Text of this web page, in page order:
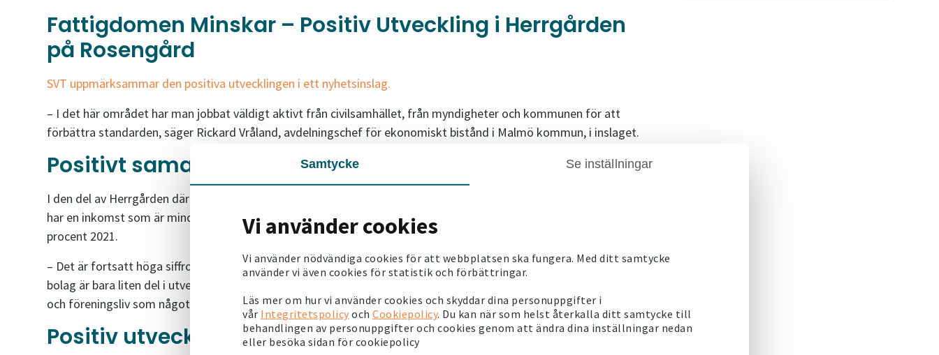
Samtycke Se inställningar
Vi använder cookies
Vi använder nödvändiga cookies för att webbplatsen ska fungera. Med ditt samtycke
använder vi även cookies för statistik och förbättringar.
Läs mer om hur vi använder cookies och skyddar dina personuppgifter i
vår Integritetspolicy och Cookiepolicy. Du kan när som helst återkalla ditt samtycke till
behandlingen av personuppgifter och cookies genom att ändra dina inställningar nedan
eller besöka sidan för cookiepolicy
Fattigdomen Minskar – Positiv Utveckling i Herrgården
på Rosengård
SVT uppmärksammar den positiva utvecklingen i ett nyhetsinslag.
– I det här området har man jobbat väldigt aktivt från civilsamhället, från myndigheter och kommunen för att
förbättra standarden, säger Rickard Vråland, avdelningschef för ekonomiskt bistånd i Malmö kommun, i inslaget.
Positivt samarbeta med andra aktörer
I den del av Herrgården där Victoriahem äger fastigheter har den relativa fattigdomen (det vill säga andelen som
har en inkomst som är mindre än 60 procent av medianinkomsten i landet) minskat från 82 procent 2013 till 68
procent 2021.
– Det är fortsatt höga siffror, men samtidigt en väldigt tydlig förbättring. Vi ska självklart vara ödmjuka, vi som
bolag är bara liten del i utvecklingen. Det är genom samarbete med många andra aktörer, som polis, kommun
och föreningsliv som något börjar vända, säger Victoriahems bosociala chef Jorunn Rådberg.
Positiv utveckling i fler bostadsområden